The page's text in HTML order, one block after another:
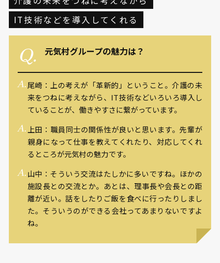
IT技術などを導入してくれる
元気村グループの魅力は？
尾崎：上の考えが「革新的」ということ。介護の未
来をつねに考えながら、IT技術などいろいろ導入し
ていることが、働きやすさに繋がっています。
上田：職員同士の関係性が良いと思います。先輩が
親身になって仕事を教えてくれたり、対応してくれ
るところが元気村の魅力です。
山中：そういう交流はたしかに多いですね。ほかの
施設長との交流とか。あとは、理事長や会長との距
離が近い。話をしたりご飯を食べに行ったりしまし
た。そういうのができる会社ってあまりないですよ
ね。